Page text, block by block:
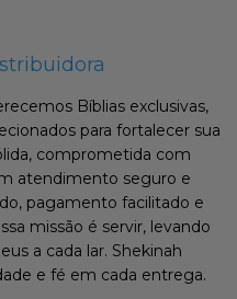
Bíblias exclusivas,
para fortalecer sua
comprometida com
atendimento seguro e
pagamento facilitado e
missão é servir, levando
a cada lar. Shekinah
e fé em cada entrega.